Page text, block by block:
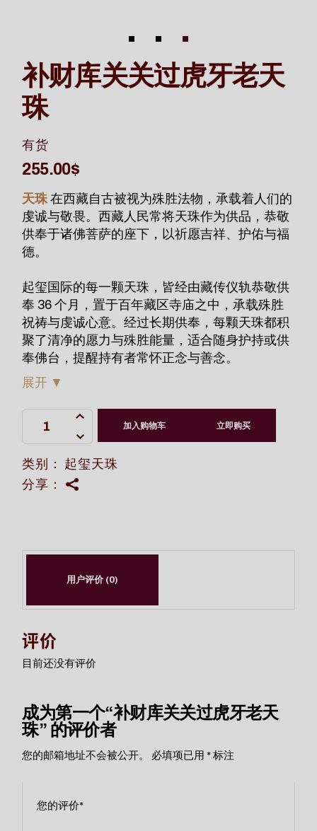
补财库关关过虎牙老天
珠
有货
255.00$
天珠 在西藏自古被视为殊胜法物，承载着人们的
虔诚与敬畏。西藏人民常将天珠作为供品，恭敬
供奉于诸佛菩萨的座下，以祈愿吉祥、护佑与福
德。
起玺国际的每一颗天珠，皆经由藏传仪轨恭敬供
奉 36 个月，置于百年藏区寺庙之中，承载殊胜
祝祷与虔诚心意。经过长期供奉，每颗天珠都积
聚了清净的愿力与殊胜能量，适合随身护持或供
奉佛台，提醒持有者常怀正念与善念。
展开 ▼
补财库关关过虎牙老天珠 quantity
加入购物车 立即购买
类别：
起玺天珠
分享：
用户评价 (0)
评价
目前还没有评价
成为第一个“补财库关关过虎牙老天
珠” 的评价者
您的邮箱地址不会被公开。 必填项已用*标注